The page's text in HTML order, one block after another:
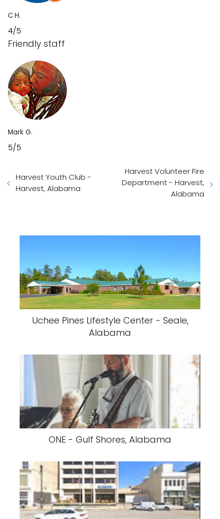
C H.
4/5
Friendly staff
Mark G.
5/5
Harvest Youth Club -
Harvest, Alabama
Harvest Volunteer Fire
Department - Harvest,
Alabama
Uchee Pines Lifestyle Center - Seale,
Alabama
ONE - Gulf Shores, Alabama